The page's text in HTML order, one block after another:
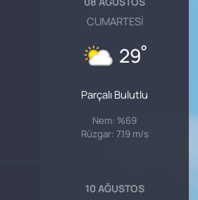
CUMARTESI
29°
Parçalı Bulutlu
Nem: %69
Rüzgar: 7.19 m/s
10 AĞUSTOS